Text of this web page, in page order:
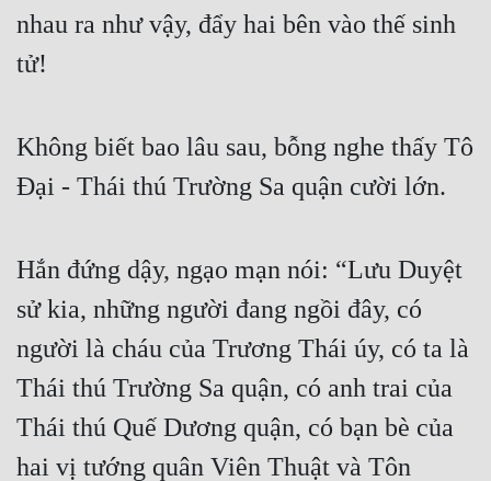
nhau ra như vậy, đẩy hai bên vào thế sinh
tử!
Không biết bao lâu sau, bỗng nghe thấy Tô
Đại - Thái thú Trường Sa quận cười lớn.
Hắn đứng dậy, ngạo mạn nói: “Lưu Duyệt
sử kia, những người đang ngồi đây, có
người là cháu của Trương Thái úy, có ta là
Thái thú Trường Sa quận, có anh trai của
Thái thú Quế Dương quận, có bạn bè của
hai vị tướng quân Viên Thuật và Tôn